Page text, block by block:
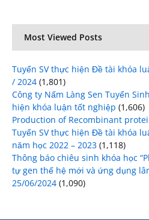
Most Viewed Posts
Tuyển SV thực hiện Đề tài khóa
/ 2024 (1,801)
Công ty Nấm Làng Sen Tuyển
hiện khóa luận tốt nghiệp (1,606)
Production of Recombinant
Tuyển SV thực hiện Đề tài khóa
năm học 2022 – 2023 (1,118)
Thông báo chiêu sinh khóa học
tự gen thế hệ mới và ứng dụng
25/06/2024 (1,090)